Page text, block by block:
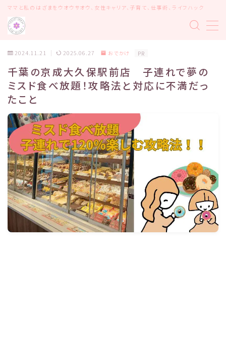
ママと私のはざまをウオウサオウ、女性キャリア、子育て、仕事術、ライフハック
MENU
記事一覧
女性のキャリア
ライフハック
おでかけ
子育て
運営者情報
お問い合わせ
2024.11.21 2025.06.27 おでかけ PR
千葉の京成大久保駅前店 子連れで夢の
ミスド食べ放題！攻略法と対応に不満だっ
たこと